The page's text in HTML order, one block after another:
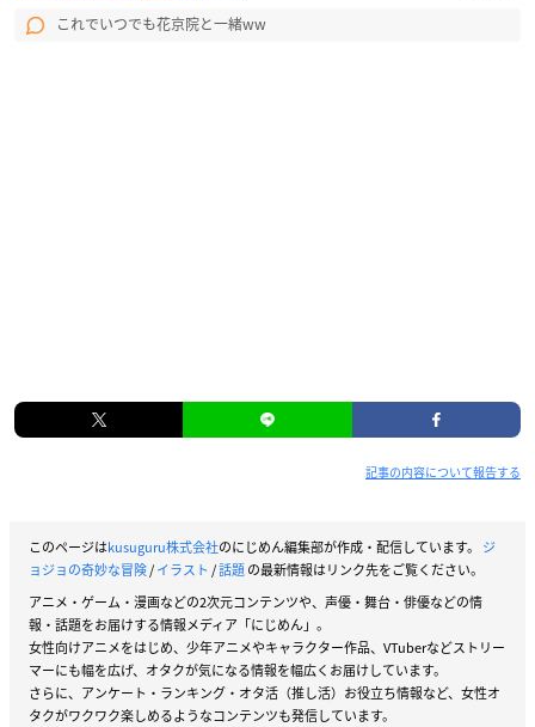
これでいつでも花京院と一緒ww
記事の内容について報告する
このページはkusuguru株式会社のにじめん編集部が作成・配信しています。 ジ
ョジョの奇妙な冒険/イラスト /話題の最新情報はリンク先をご覧ください。
アニメ・ゲーム・漫画などの2次元コンテンツや、声優・舞台・俳優などの情
報・話題をお届けする情報メディア「にじめん」。
女性向けアニメをはじめ、少年アニメやキャラクター作品、VTuberなどストリー
マーにも幅を広げ、オタクが気になる情報を幅広くお届けしています。
さらに、アンケート・ランキング・オタ活（推し活）お役立ち情報など、女性オ
タクがワクワク楽しめるようなコンテンツも発信しています。